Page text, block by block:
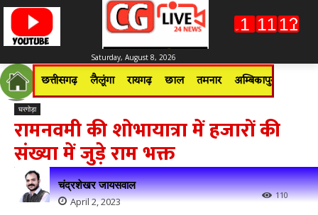
Saturday, August 8, 2026
छत्तीसगढ़ लैलूंगा रायगढ़ छाल तमनार अम्बिकापुर
घरगोड़ा
रामनवमी की शोभायात्रा में हजारों की
संख्या में जुड़े राम भक्त
चंद्रशेखर जायसवाल
April 2, 2023 110